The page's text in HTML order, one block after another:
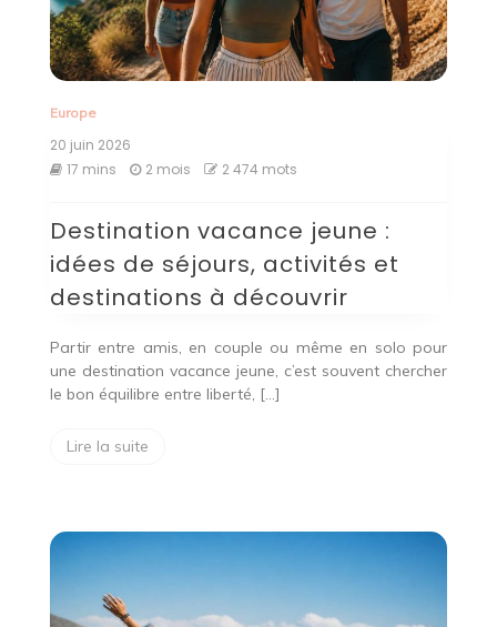
Europe
20 juin 2026
17 mins
2 mois 2 474 mots
Destination vacance jeune :
idées de séjours, activités et
destinations à découvrir
Partir entre amis, en couple ou même en solo pour
une destination vacance jeune, c’est souvent chercher
le bon équilibre entre liberté, […]
Lire la suite